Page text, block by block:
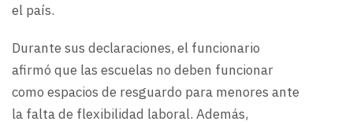
el país.
Durante sus declaraciones, el funcionario
afirmó que las escuelas no deben funcionar
como espacios de resguardo para menores ante
la falta de flexibilidad laboral. Además,